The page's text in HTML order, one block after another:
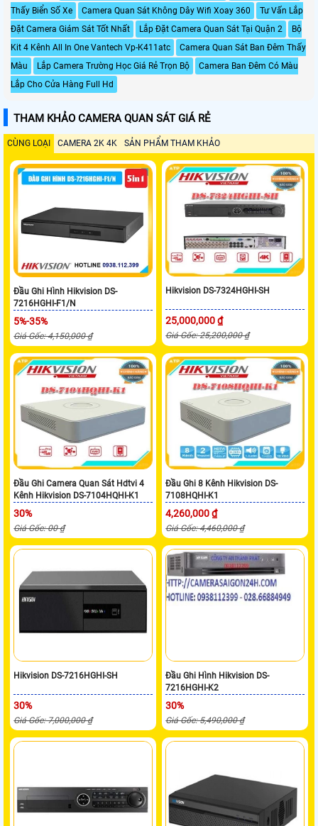
Thấy Biển Số Xe Camera Quan Sát Không Dây Wifi Xoay 360
Tư Vấn Lắp
Đặt Camera Giám Sát Tốt Nhất
Lắp Đặt Camera Quan Sát Tại Quận 2
Bộ
Kit 4 Kênh All In One Vantech Vp-K411atc
Camera Quan Sát Ban Đêm Thấy
Màu
Lắp Camera Trường Học Giá Rẻ Trọn Bộ
Camera Ban Đêm Có Màu
Lắp Cho Cửa Hàng Full Hd
THAM KHẢO CAMERA QUAN SÁT GIÁ RẺ
CÙNG LOẠI CAMERA 2K 4K SẢN PHẨM THAM KHẢO
Đầu Ghi Hình Hikvision DS-
7216HGHI-F1/N
5%-35%
Giá Gốc: 4,150,000 ₫
Hikvision DS-7324HGHI-SH
25,000,000 ₫
Giá Gốc: 25,200,000 ₫
Đầu Ghi Camera Quan Sát Hdtvi 4
Kênh Hikvision DS-7104HQHI-K1
30%
Giá Gốc: 00 ₫
Đầu Ghi 8 Kênh Hikvision DS-
7108HQHI-K1
4,260,000 ₫
Giá Gốc: 4,460,000 ₫
Hikvision DS-7216HGHI-SH
30%
Giá Gốc: 7,000,000 ₫
Đầu Ghi Hình Hikvision DS-
7216HGHI-K2
30%
Giá Gốc: 5,490,000 ₫